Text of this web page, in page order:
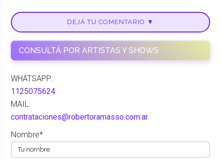
DEJÁ TU COMENTARIO ▼
CONSULTÁ POR ARTISTAS Y SHOWS
WHATSAPP:
1125075624
MAIL:
contrataciones@robertoramasso.com.ar
Nombre*